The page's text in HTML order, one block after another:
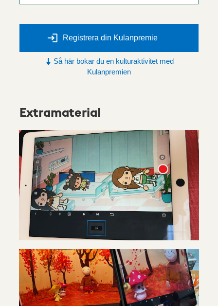
Registrera din Kulanpremie
Så här bokar du en kulturaktivitet med
Kulanpremien
Extramaterial